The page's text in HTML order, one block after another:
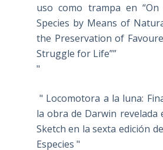
uso como trampa en
Species by Means of
the Preservation of
Struggle for Life””
"
" Locomotora a la luna:
la obra de Darwin revelada
Sketch en la sexta edición
Especies "